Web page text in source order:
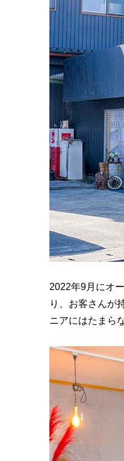
2022年9月にオ
り、お客さんが
ニアにはたまら